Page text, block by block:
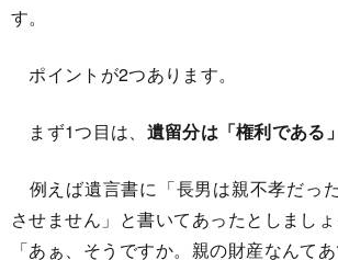
す。
ポイントが2つあります。
まず1つ目は、 遺留分は「権利である」
例えば遺言書に「長男は親不孝だっ
させません」と書いてあったとしまし
「あぁ、そうですか。親の財産なんて